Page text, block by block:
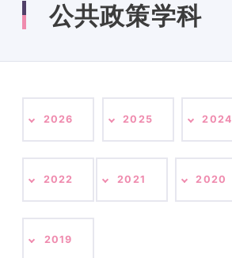
公共政策学科
2026 2025 2024
2022 2021 2020
2019